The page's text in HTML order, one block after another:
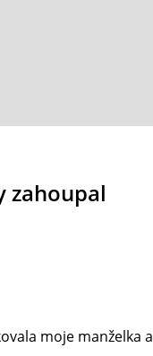
zahoupal
moje manželka a